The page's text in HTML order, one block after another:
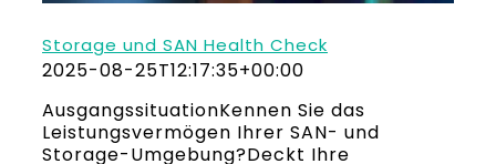
Storage und SAN Health Check
2025-08-25T12:17:35+00:00
AusgangssituationKennen Sie das
Leistungsvermögen Ihrer SAN- und
Storage-Umgebung?Deckt Ihre